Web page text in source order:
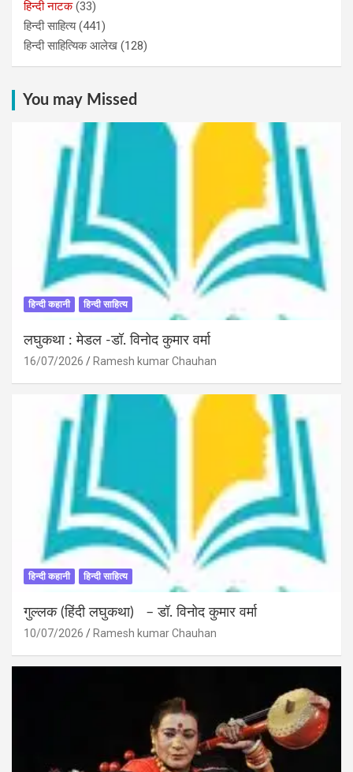
हिन्‍दी नाटक(33)
हिन्दी साहित्य(441)
हिन्दी साहित्यिक आलेख (128)
You may Missed
हिन्दी कहानी हिन्दी साहित्य
लघुकथा : मेडल -डॉ. विनोद कुमार वर्मा
16/07/2026 Ramesh kumar Chauhan
हिन्दी कहानी हिन्दी साहित्य
गुल्लक (हिंदी लघुकथा) – डॉ. विनोद कुमार वर्मा
10/07/2026 Ramesh kumar Chauhan